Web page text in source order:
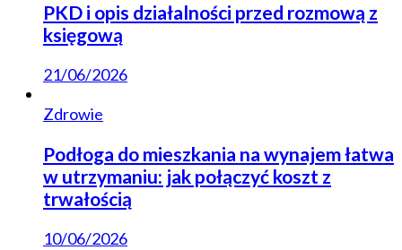
PKD i opis działalności przed rozmową z
księgową
21/06/2026
Zdrowie
Podłoga do mieszkania na wynajem łatwa
w utrzymaniu: jak połączyć koszt z
trwałością
10/06/2026